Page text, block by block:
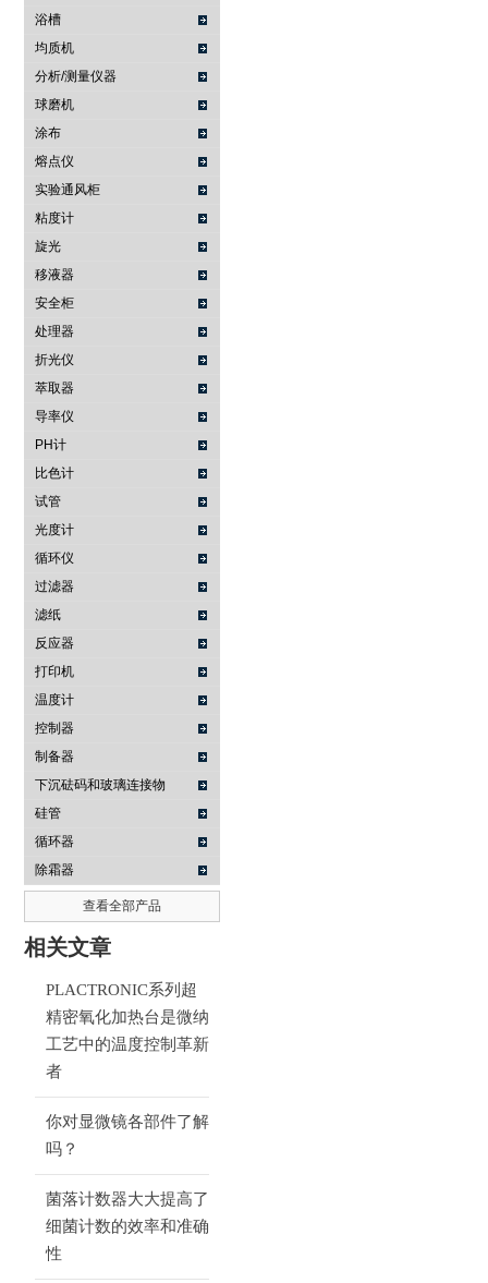
浴槽
均质机
分析/测量仪器
球磨机
涂布
熔点仪
实验通风柜
粘度计
旋光
移液器
安全柜
处理器
折光仪
萃取器
导率仪
PH计
比色计
试管
光度计
循环仪
过滤器
滤纸
反应器
打印机
温度计
控制器
制备器
下沉砝码和玻璃连接物
硅管
循环器
除霜器
查看全部产品
相关文章
PLACTRONIC系列超
精密氧化加热台是微纳
工艺中的温度控制革新
者
你对显微镜各部件了解
吗？
菌落计数器大大提高了
细菌计数的效率和准确
性